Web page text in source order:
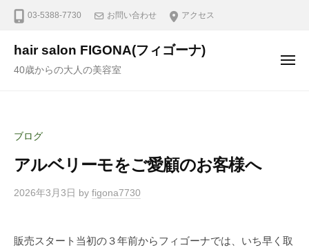
03-5388-7730 お問い合わせ アクセス
hair salon FIGONA(フィゴーナ)
40歳からの大人の美容室
ブログ
アルベリーモをご愛顧のお客様へ
2026年3月3日 by figona7730
販売スタート当初の３年前からフィゴーナでは、いち早く取